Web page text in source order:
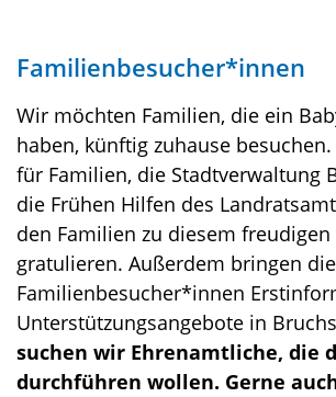
Familienbesucher*innen
Wir möchten Familien, die ein
haben, künftig zuhause
für Familien, die Stadtverwaltung
die Frühen Hilfen des
den Familien zu diesem freudigen
gratulieren. Außerdem bringen die
Familienbesucher*innen
Unterstützungsangebote in
suchen wir Ehrenamtliche, die
durchführen wollen. Gerne